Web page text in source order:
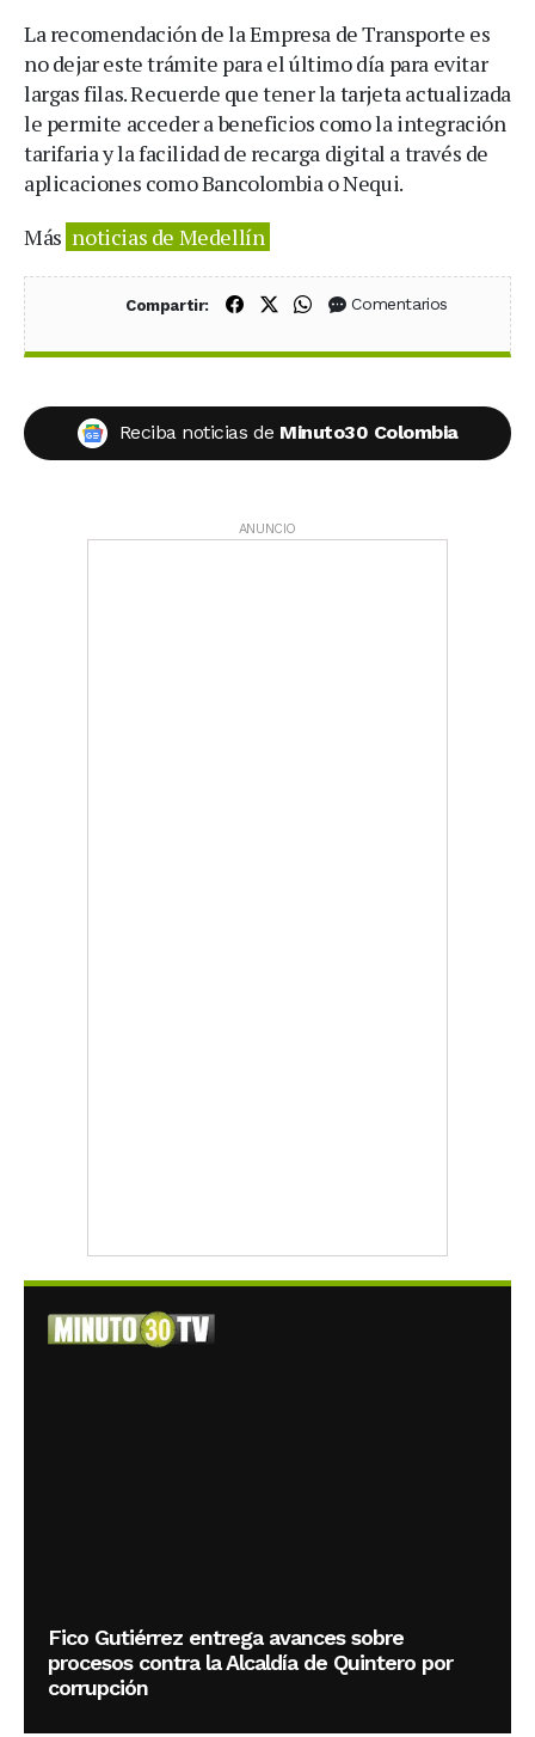
La recomendación de la Empresa de Transporte es
no dejar este trámite para el último día para evitar
largas filas. Recuerde que tener la tarjeta actualizada
le permite acceder a beneficios como la integración
tarifaria y la facilidad de recarga digital a través de
aplicaciones como Bancolombia o Nequi.
Más noticias de Medellín
Compartir: Compartir en Facebook
Compartir en X (Twitter)
Compartir en WhatsApp
Comentarios
Reciba noticias de Minuto30 Colombia
ANUNCIO
Fico Gutiérrez entrega avances sobre
procesos contra la Alcaldía de Quintero por
corrupción